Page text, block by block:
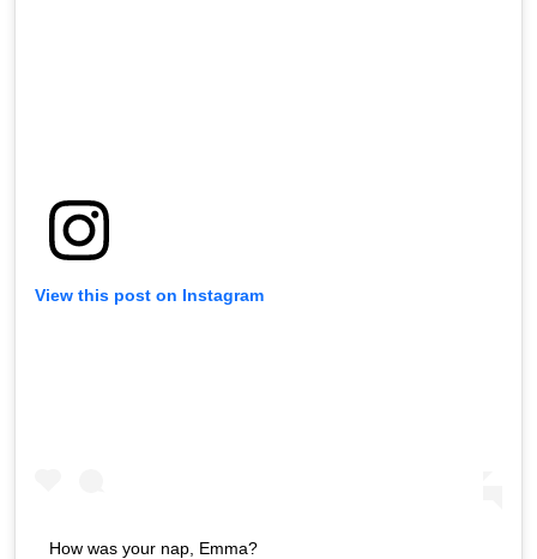
View this post on Instagram
How was your nap, Emma?